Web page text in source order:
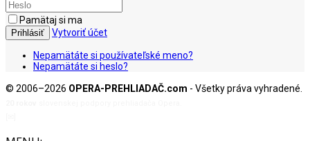
Pamätaj si ma
Prihlásiť Vytvoriť účet
Nepamätáte si používateľské meno?
Nepamätáte si heslo?
© 2006–2026 OPERA-PREHLIADAČ.com - Všetky práva vyhradené.